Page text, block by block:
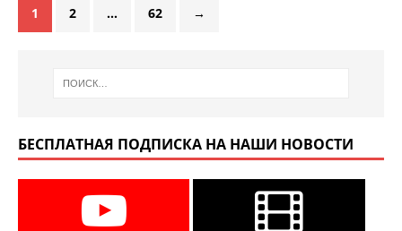
1 2 … 62 →
БЕСПЛАТНАЯ ПОДПИСКА НА НАШИ НОВОСТИ